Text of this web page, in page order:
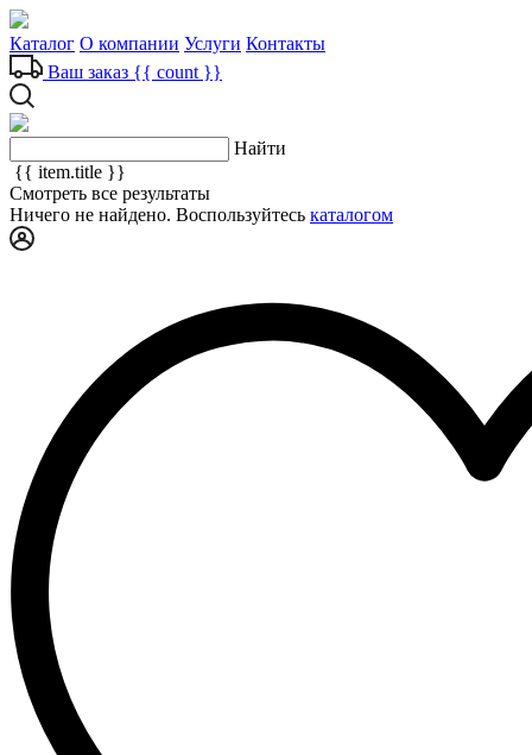
Каталог О компании Услуги Контакты
Ваш заказ {{ count }}
Найти
{{ item.title }}
Смотреть все результаты
Ничего не найдено. Воспользуйтесь каталогом